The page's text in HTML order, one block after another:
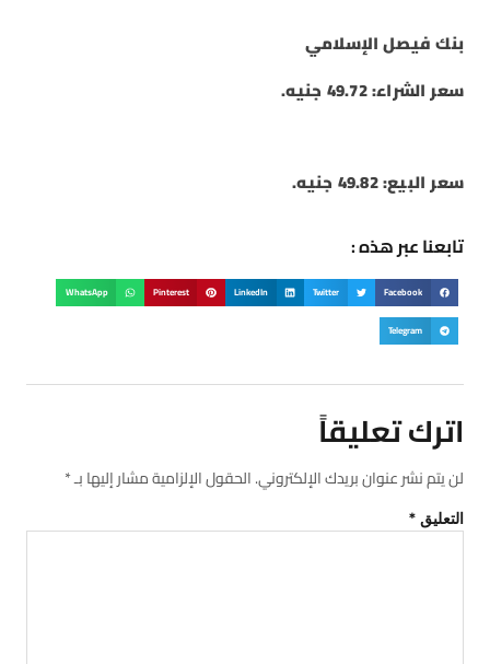
بنك فيصل الإسلامي
سعر الشراء: 49.72 جنيه.
سعر البيع: 49.82 جنيه.
تابعنا عبر هذه :
Facebook
Twitter
LinkedIn
Pinterest
WhatsApp
Telegram
اترك تعليقاً
لن يتم نشر عنوان بريدك الإلكتروني.الحقول الإلزامية مشار إليها بـ*
التعليق *